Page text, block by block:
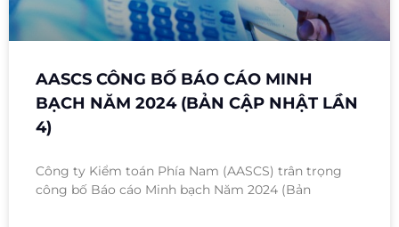
AASCS CÔNG BỐ BÁO CÁO MINH
BẠCH NĂM 2024 (BẢN CẬP NHẬT LẦN
4)
Công ty Kiểm toán Phía Nam (AASCS) trân trọng
công bố Báo cáo Minh bạch Năm 2024 (Bản